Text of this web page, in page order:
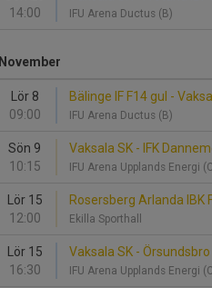
14:00
IFU Arena Ductus (B)
November
Lör 8
09:00
Bälinge IF F14 gul -
IFU Arena Ductus (B)
Sön 9
10:15
Vaksala SK - IFK
IFU Arena Upplands Energi
Lör 15
12:00
Rosersberg Arlanda IBK
Ekilla Sporthall
Lör 15
16:30
Vaksala SK -
IFU Arena Upplands Energi